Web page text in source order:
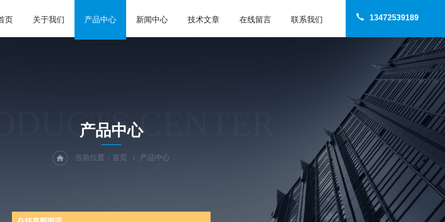
13472539189
页 关于我们 产品中心 新闻中心 技术文章 在线留言 联系我们
CENTER
产品中心
当前位置： 首页 产品中心